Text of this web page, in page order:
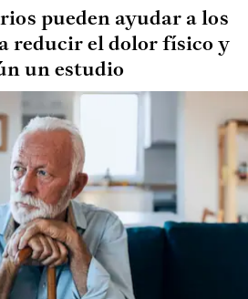
pueden ayudar a los
reducir el dolor físico y
un estudio